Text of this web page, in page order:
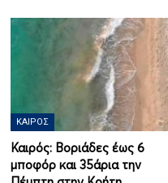
ΚΑΙΡΌΣ
Καιρός: Βοριάδες έως 6
μποφόρ και 35άρια την